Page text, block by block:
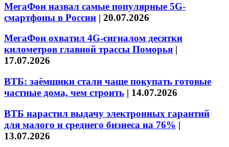
МегаФон назвал самые популярные 5G-
смартфоны в России | 20.07.2026
МегаФон охватил 4G-сигналом десятки
километров главной трассы Поморья |
17.07.2026
ВТБ: заёмщики стали чаще покупать готовые
частные дома, чем строить | 14.07.2026
ВТБ нарастил выдачу электронных гарантий
для малого и среднего бизнеса на 76% |
13.07.2026